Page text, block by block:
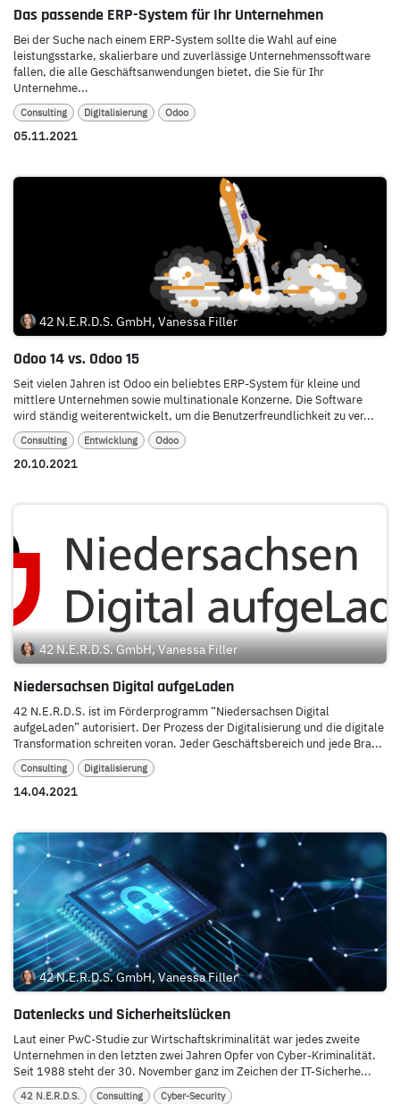
Das passende ERP-System für Ihr Unternehmen
Bei der Suche nach einem ERP-System sollte die Wahl auf eine
leistungsstarke, skalierbare und zuverlässige Unternehmenssoftware
fallen, die alle Geschäftsanwendungen bietet, die Sie für Ihr
Unternehme...
Consulting Digitalisierung Odoo
05.11.2021
42 N.E.R.D.S. GmbH, Vanessa Filler
Odoo 14 vs. Odoo 15
Seit vielen Jahren ist Odoo ein beliebtes ERP-System für kleine und
mittlere Unternehmen sowie multinationale Konzerne. Die Software
wird ständig weiterentwickelt, um die Benutzerfreundlichkeit zu ver...
Consulting Entwicklung Odoo
20.10.2021
42 N.E.R.D.S. GmbH, Vanessa Filler
Niedersachsen Digital aufgeLaden
42 N.E.R.D.S. ist im Förderprogramm “Niedersachsen Digital
aufgeLaden” autorisiert. Der Prozess der Digitalisierung und die digitale
Transformation schreiten voran. Jeder Geschäftsbereich und jede Bra...
Consulting Digitalisierung
14.04.2021
42 N.E.R.D.S. GmbH, Vanessa Filler
Datenlecks und Sicherheitslücken
Laut einer PwC-Studie zur Wirtschaftskriminalität war jedes zweite
Unternehmen in den letzten zwei Jahren Opfer von Cyber-Kriminalität.
Seit 1988 steht der 30. November ganz im Zeichen der IT-Sicherhe...
42 N.E.R.D.S. Consulting Cyber-Security